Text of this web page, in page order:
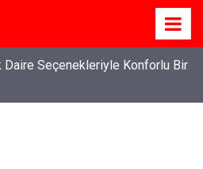
Daire Seçenekleriyle Konforlu Bir